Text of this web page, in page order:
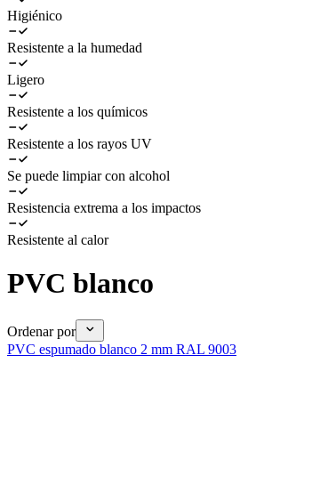
Higiénico
Resistente a la humedad
Ligero
Resistente a los químicos
Resistente a los rayos UV
Se puede limpiar con alcohol
Resistencia extrema a los impactos
Resistente al calor
PVC blanco
Ordenar por
PVC espumado blanco 2 mm RAL 9003